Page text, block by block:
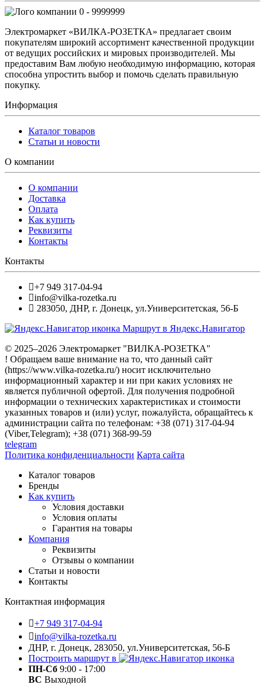
0 - 9999999
Электромаркет «ВИЛКА-РОЗЕТКА» предлагает своим
покупателям широкий ассортимент качественной продукции
от ведущих российских и мировых производителей. Мы
предоставим Вам любую необходимую информацию, которая
способна упростить выбор и помочь сделать правильную
покупку.
Информация
Каталог товаров
Статьи и новости
О компании
О компании
Доставка
Оплата
Как купить
Реквизиты
Контакты
Контакты
+7 949 317-04-94
info@vilka-rozetka.ru
283050, ДНР, г. Донецк, ул.Университетская, 56-Б
Маршрут в Яндекс.Навигатор
© 2025–2026 Электромаркет "ВИЛКА-РОЗЕТКА"
! Обращаем ваше внимание на то, что данный сайт
(https://www.vilka-rozetka.ru/) носит исключительно
информационный характер и ни при каких условиях не
является публичной офертой. Для получения подробной
информации о технических характеристиках и стоимости
указанных товаров и (или) услуг, пожалуйста, обращайтесь к
администрации сайта по телефонам: +38 (071) 317-04-94
(Viber,Telegram); +38 (071) 368-99-59
telegram
Политика конфиденциальности Карта сайта
Каталог товаров
Бренды
Как купить
Условия доставки
Условия оплаты
Гарантия на товары
Компания
Реквизиты
Отзывы о компании
Статьи и новости
Контакты
Контактная информация
+7 949 317-04-94
info@vilka-rozetka.ru
ДНР, г. Донецк, 283050, ул.Университетская, 56-Б
Построить маршрут в
ПН-Сб 9:00 - 17:00
ВС Выходной